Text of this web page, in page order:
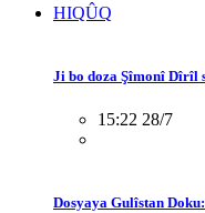
HIQÛQ
Ji bo doza Şîmonî Dîrîl
15:22 28/7
Dosyaya Gulîstan